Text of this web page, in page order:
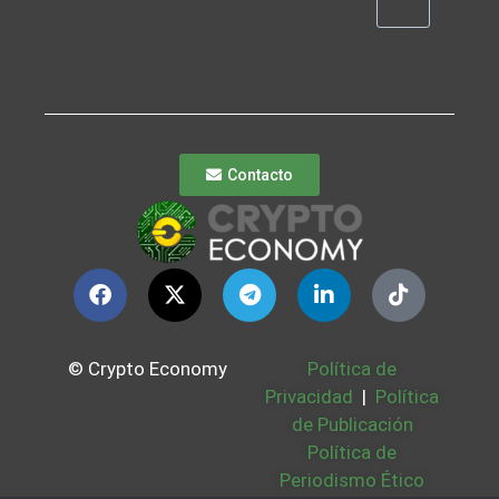
Contacto
© Crypto Economy
Política de
Privacidad | Política
de Publicación
Política de
Periodismo Ético